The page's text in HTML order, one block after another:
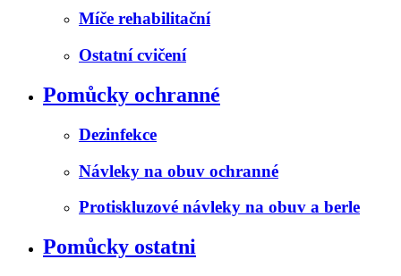
Míče rehabilitační
Ostatní cvičení
Pomůcky ochranné
Dezinfekce
Návleky na obuv ochranné
Protiskluzové návleky na obuv a berle
Pomůcky ostatni